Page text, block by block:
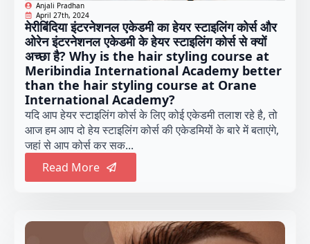
Anjali Pradhan
April 27th, 2024
मेरीबिंदिया इंटरनेशनल एकेडमी का हेयर स्टाइलिंग कोर्स और
ओरेन इंटरनेशनल एकेडमी के हेयर स्टाइलिंग कोर्स से क्यों
अच्छा है? Why is the hair styling course at
Meribindia International Academy better
than the hair styling course at Orane
International Academy?
यदि आप हेयर स्टाइलिंग कोर्स के लिए कोई एकेडमी तलाश रहे है, तो
आज हम आप दो हेय स्टाइलिंग कोर्स की एकेडमियों के बारे में बताएंगे,
जहां से आप कोर्स कर सक...
Read More